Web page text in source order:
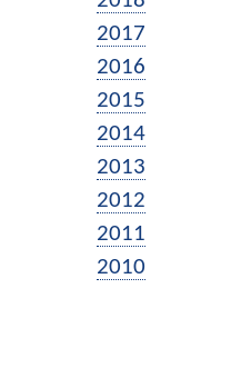
2017
2016
2015
2014
2013
2012
2011
2010